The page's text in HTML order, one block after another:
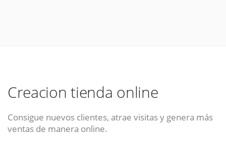
Creacion tienda online
Consigue nuevos clientes, atrae visitas y genera más
ventas de manera online.